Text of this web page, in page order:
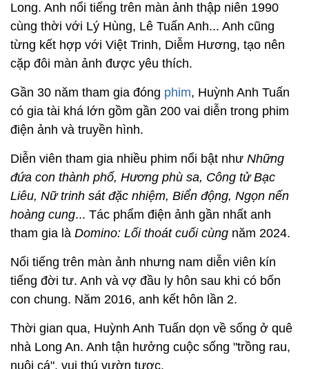
Long. Anh nổi tiếng trên màn ảnh thập niên 1990
cùng thời với Lý Hùng, Lê Tuấn Anh... Anh cũng
từng kết hợp với Việt Trinh, Diễm Hương, tạo nên
cặp đôi màn ảnh được yêu thích.
Gần 30 năm tham gia đóng phim, Huỳnh Anh Tuấn
có gia tài khá lớn gồm gần 200 vai diễn trong phim
điện ảnh và truyền hình.
Diễn viên tham gia nhiều phim nổi bật như Những
đứa con thành phố, Hương phù sa, Công tử Bạc
Liêu, Nữ trinh sát đặc nhiệm, Biển động, Ngọn nến
hoàng cung... Tác phẩm điện ảnh gần nhất anh
tham gia là Domino: Lối thoát cuối cùng năm 2024.
Nổi tiếng trên màn ảnh nhưng nam diễn viên kín
tiếng đời tư. Anh và vợ đầu ly hôn sau khi có bốn
con chung. Năm 2016, anh kết hôn lần 2.
Thời gian qua, Huỳnh Anh Tuấn dọn về sống ở quê
nhà Long An. Anh tận hưởng cuộc sống "trồng rau,
nuôi cá", vui thú vườn tược.